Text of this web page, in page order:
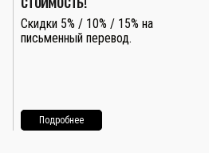
Скидки 5% / 10% / 15% на
письменный перевод.
Подробнее